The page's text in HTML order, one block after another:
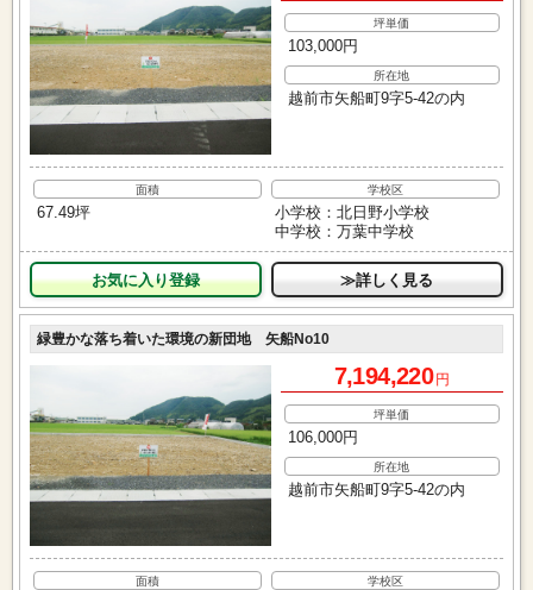
坪単価
103,000円
所在地
越前市矢船町9字5-42の内
面積
67.49坪
学校区
小学校：北日野小学校
中学校：万葉中学校
お気に入り ≫詳しく見る
緑豊かな落ち着いた環境の新団地 矢船No10
7,194,220 円
坪単価
106,000円
所在地
越前市矢船町9字5-42の内
面積 学校区